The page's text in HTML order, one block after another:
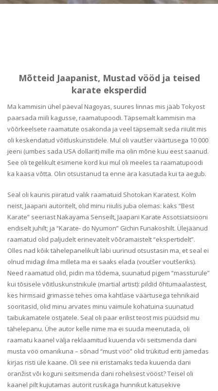
Mõtteid Jaapanist, Mustad vööd ja teised
karate eksperdid
Ma kammisin ühel päeval Nagoyas, suures linnas mis jääb Tokyost
paarsada miili kagusse, raamatupoodi. Täpsemalt kammisin ma
võõrkeelsete raamatute osakonda ja veel täpsemalt seda riiulit mis
oli keskendatud võitluskunstidele. Mul oli vautšer väärtusega 10 000
jeeni (umbes sada USA dollarit) mille ma olin mõne kuu eest saanud.
See oli tegelikult esimene kord kui mul oli meeles ta raamatupoodi
ka kaasa võtta. Olin otsustanud ta enne ära kasutada kui ta aegub.
Seal oli kaunis piiratud valik raamatuid Shotokan Karatest. Kolm
neist, Jaapani autoritelt, olid minu riiulis juba olemas: kaks “Best
Karate” seeriast Nakayama Senseilt, Jaapani Karate Assotsiatsiooni
endiselt juhilt; ja “Karate- do Nyumon” Gichin Funakoshilt. Ülejäänud
raamatud olid paljudelt erinevatelt võõramaistelt “ekspertidelt”.
Olles nad kõik tähelepanelikult läbi uurinud otsustasin ma, et seal ei
olnud midagi ilma milleta ma ei saaks elada (voutšer voutšeriks).
Need raamatud olid, pidin ma tõdema, suunatud pigem “massturule”
kui tõsisele võitluskunstnikule (martial artist): pildid õhtumaalastest,
kes hirmsaid grimasse tehes oma kahtlase väärtusega tehnikaid
sooritasid, olid minu arvates minu vaimule kohatuina suunatud
taibukamatele ostjatele. Seal oli paar erilist teost mis püüdsid mu
tähelepanu. Ühe autor kelle nime ma ei suuda meenutada, oli
raamatu kaanel välja reklaamitud kuuenda või seitsmenda dani
musta vöö omanikuna – sõnad “must vöö” olid trükitud eriti jämedas
kirjas risti üle kaane. Oli see nii eristamaks teda kuuenda dani
oranžist või koguni seitsmenda dani rohelisest vööst? Teisel oli
kaanel pilt kujutamas autorit rusikaga hunnikut katusekive